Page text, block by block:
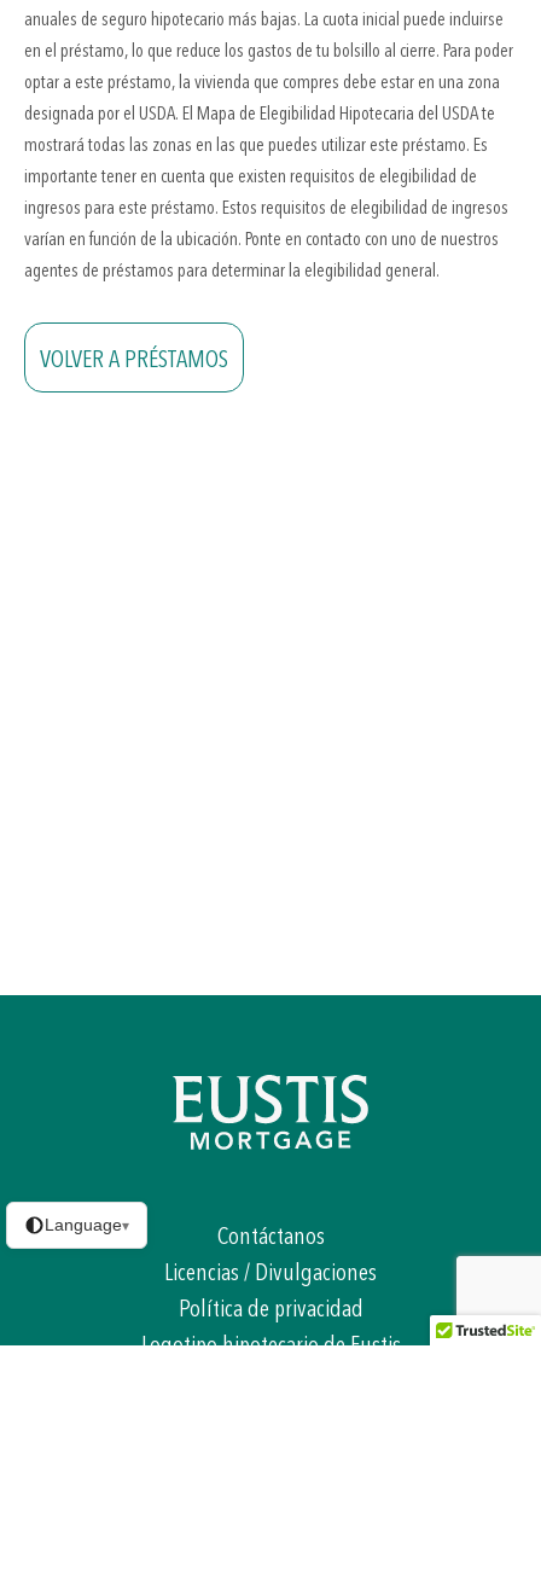
Language▾
anuales de seguro hipotecario más bajas. La cuota inicial puede incluirse
en el préstamo, lo que reduce los gastos de tu bolsillo al cierre. Para poder
optar a este préstamo, la vivienda que compres debe estar en una zona
designada por el USDA. El Mapa de Elegibilidad Hipotecaria del USDA te
mostrará todas las zonas en las que puedes utilizar este préstamo. Es
importante tener en cuenta que existen requisitos de elegibilidad de
ingresos para este préstamo. Estos requisitos de elegibilidad de ingresos
varían en función de la ubicación. Ponte en contacto con uno de nuestros
agentes de préstamos para determinar la elegibilidad general.
VOLVER A PRÉSTAMOS
Contáctanos
Licencias / Divulgaciones
Política de privacidad
Logotipo hipotecario de Eustis